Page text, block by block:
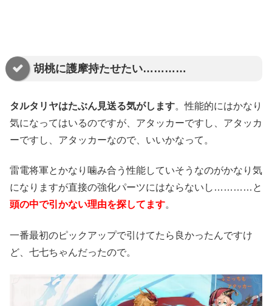
胡桃に護摩持たせたい…………
タルタリヤはたぶん見送る気がします。性能的にはかなり
気になってはいるのですが、アタッカーですし、アタッカ
ーですし、アタッカーなので、いいかなって。
雷電将軍とかなり噛み合う性能していそうなのがかなり気
になりますが直接の強化パーツにはならないし…………と
頭の中で引かない理由を探してます。
一番最初のピックアップで引けてたら良かったんですけ
ど、七七ちゃんだったので。